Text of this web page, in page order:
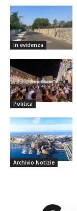
In evidenza
Politica
Archivio Notizie